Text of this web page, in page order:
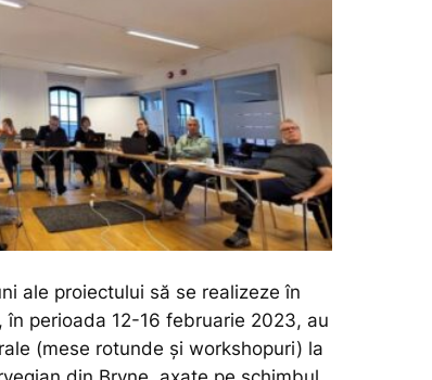
ale proiectului să se realizeze în
perioada 12-16 februarie 2023, au
(mese rotunde şi workshopuri) la